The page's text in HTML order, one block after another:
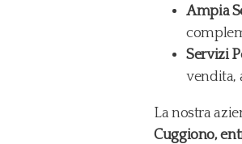
Ampia
Servizi
vendita,
La nostra
Cuggiono,